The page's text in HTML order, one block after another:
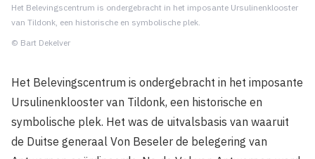
Het Belevingscentrum is ondergebracht in het imposante Ursulinenklooster
van Tildonk, een historische en symbolische plek.
© Bart Dekelver
Het Belevingscentrum is ondergebracht in het imposante
Ursulinenklooster van Tildonk, een historische en
symbolische plek. Het was de uitvalsbasis van waaruit
de Duitse generaal Von Beseler de belegering van